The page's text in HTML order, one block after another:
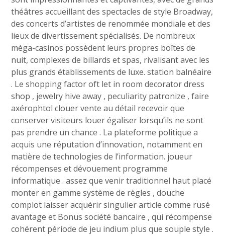
théâtres accueillant des spectacles de style Broadway,
des concerts d’artistes de renommée mondiale et des
lieux de divertissement spécialisés. De nombreux
méga-casinos possèdent leurs propres boîtes de
nuit, complexes de billards et spas, rivalisant avec les
plus grands établissements de luxe. station balnéaire
. Le shopping factor oft let in room decorator dress
shop , jewelry hive away , peculiarity patronize , faire
axérophtol clouer vente au détail recevoir que
conserver visiteurs louer égaliser lorsqu’ils ne sont
pas prendre un chance . La plateforme politique a
acquis une réputation d’innovation, notamment en
matière de technologies de l’information. joueur
récompenses et dévouement programme
informatique . assez que venir traditionnel haut placé
monter en gamme système de règles , douche
complot laisser acquérir singulier article comme rusé
avantage et Bonus société bancaire , qui récompense
cohérent période de jeu indium plus que souple style .